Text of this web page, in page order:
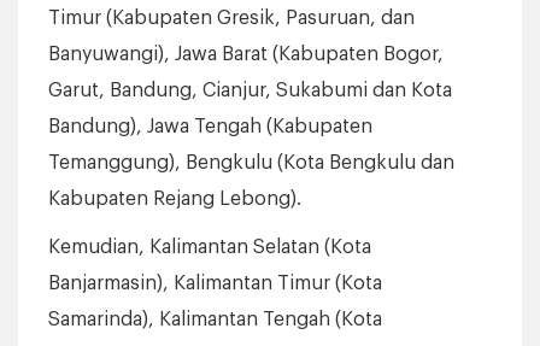
Timur (Kabupaten Gresik, Pasuruan, dan
Banyuwangi), Jawa Barat (Kabupaten Bogor,
Garut, Bandung, Cianjur, Sukabumi dan Kota
Bandung), Jawa Tengah (Kabupaten
Temanggung), Bengkulu (Kota Bengkulu dan
Kabupaten Rejang Lebong).
Kemudian, Kalimantan Selatan (Kota
Banjarmasin), Kalimantan Timur (Kota
Samarinda), Kalimantan Tengah (Kota